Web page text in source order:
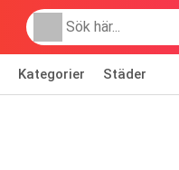
Kategorier Städer